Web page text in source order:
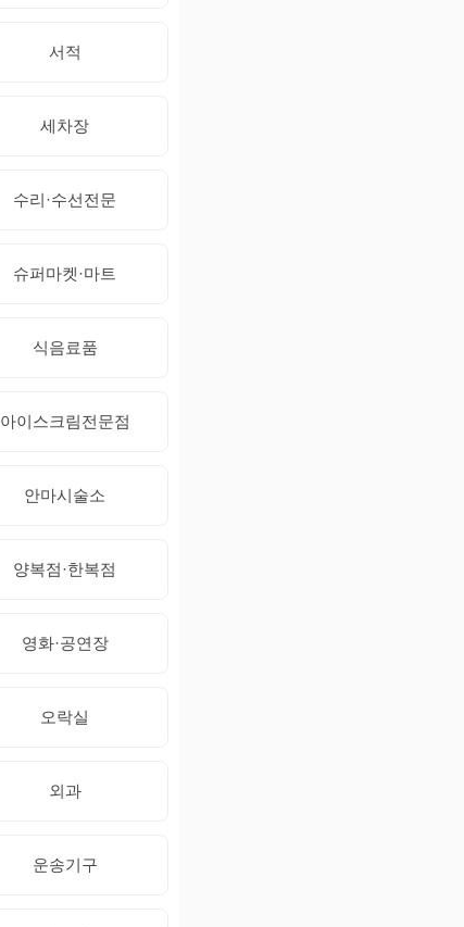
서적
세차장
수리·수선전문
슈퍼마켓·마트
식음료품
아이스크림전문점
안마시술소
양복점·한복점
영화·공연장
오락실
외과
운송기구